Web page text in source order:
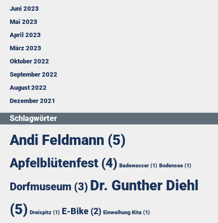
Juni 2023
Mai 2023
April 2023
März 2023
Oktober 2022
September 2022
August 2022
Dezember 2021
Schlagwörter
Andi Feldmann (5)
Apfelblütenfest (4) Badewasser (1) Bodensee (1)
Dorfmuseum (3) Dr. Gunther Diehl
(5) Dreispitz (1) E-Bike (2) Einweihung Kita (1)